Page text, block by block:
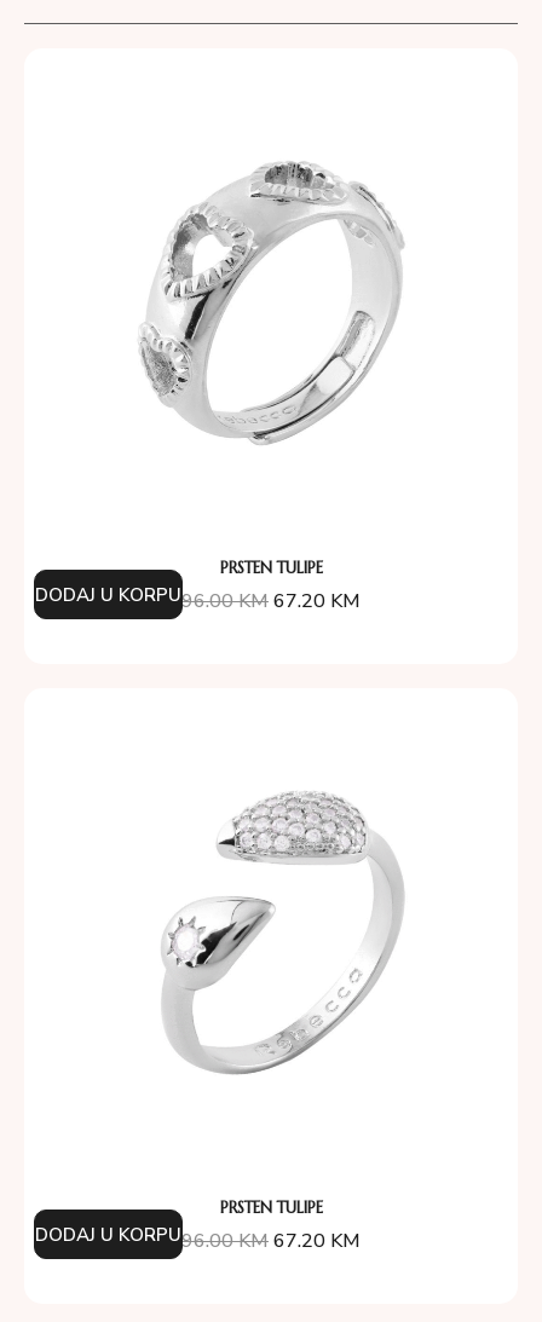
PRSTEN TULIPE
96.00KM67.20 KM
DODAJ U KORPU
PRSTEN TULIPE
96.00KM67.20 KM
DODAJ U KORPU